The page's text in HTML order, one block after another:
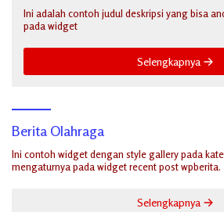
Ini adalah contoh judul deskripsi yang bisa
pada widget
Selengkapnya
Berita Olahraga
Ini contoh widget dengan style gallery pada
mengaturnya pada widget recent post wpberita.
Selengkapnya